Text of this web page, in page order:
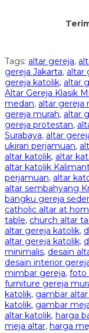
Tags: altar gereja,
gereja Jakarta, altar
gereja katolik, altar
Altar Gereja Klasik
medan, altar gereja
gereja murah, altar
gereja protestan,
Surabaya, altar
ukiran perjamuan,
altar katolik, altar
altar katolik
perjamuan, altar
altar sembahyang
bangku gereja
catholic altar at
table, church altar
altar gereja katolik,
altar gereja katolik,
minimalis, desain
desain interior
mimbar gereja, foto
furniture gereja
katolik, gambar
katolik, gambar
altar katolik, harga
meja altar, harga